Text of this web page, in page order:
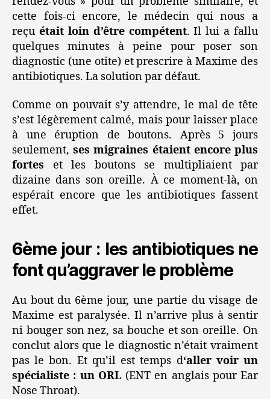
cette fois-ci encore, le médecin qui nous a
reçu était loin d’être compétent. Il lui a fallu
quelques minutes à peine pour poser son
diagnostic (une otite) et prescrire à Maxime des
antibiotiques. La solution par défaut.
Comme on pouvait s’y attendre, le mal de tête
s’est légèrement calmé, mais pour laisser place
à une éruption de boutons. Après 5 jours
seulement,ses migraines étaient encore plus
fortes et les boutons se multipliaient par
dizaine dans son oreille. À ce moment-là, on
espérait encore que les antibiotiques fassent
effet.
6ème jour : les antibiotiques ne
font qu’aggraver le problème
Au bout du 6ème jour, une partie du visage de
Maxime est paralysée. Il n’arrive plus à sentir
ni bouger son nez, sa bouche et son oreille. On
conclut alors que le diagnostic n’était vraiment
pas le bon. Et qu’il est temps d‘aller voir un
spécialiste : un ORL(ENT en anglais pour Ear
Nose Throat).